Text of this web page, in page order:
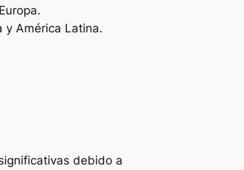
y América Latina.
debido a